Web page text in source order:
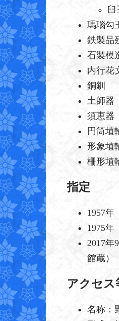
臼
瑪瑙勾
鉄製
石製模
内行花
銅釧
土師器
須恵器
円筒埴
形象埴
柵形埴
指定
1957年
1975年
2017
館蔵）
アクセス
名称：